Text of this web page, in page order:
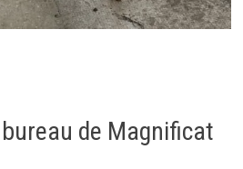
de Magnificat